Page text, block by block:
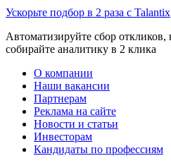
Ускорьте подбор в 2 раза с Talantix
Автоматизируйте сбор откликов,
собирайте аналитику в 2 клика
О компании
Наши вакансии
Партнерам
Реклама на сайте
Новости и статьи
Инвесторам
Кандидаты по профессиям